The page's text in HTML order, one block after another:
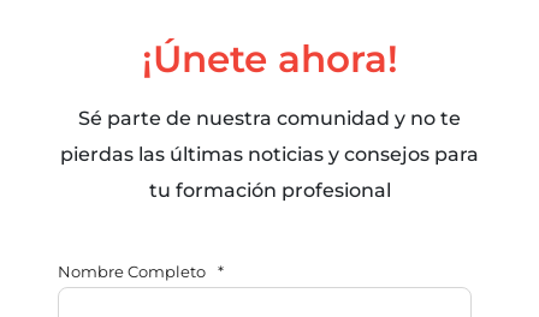
¡Únete ahora!
Sé parte de nuestra comunidad y no te
pierdas las últimas noticias y consejos para
tu formación profesional
Nombre Completo *